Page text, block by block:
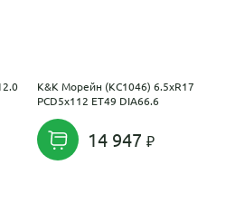
K&K Морейн (КС1046) 6.5xR17
PCD5x112 ET49 DIA66.6
14 947